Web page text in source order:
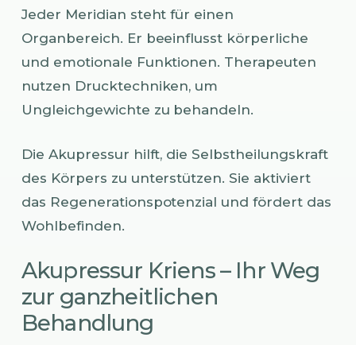
Jeder Meridian steht für einen
Organbereich. Er beeinflusst körperliche
und emotionale Funktionen. Therapeuten
nutzen Drucktechniken, um
Ungleichgewichte zu behandeln.
Die Akupressur hilft, die Selbstheilungskraft
des Körpers zu unterstützen. Sie aktiviert
das Regenerationspotenzial und fördert das
Wohlbefinden.
Akupressur Kriens – Ihr Weg
zur ganzheitlichen
Behandlung